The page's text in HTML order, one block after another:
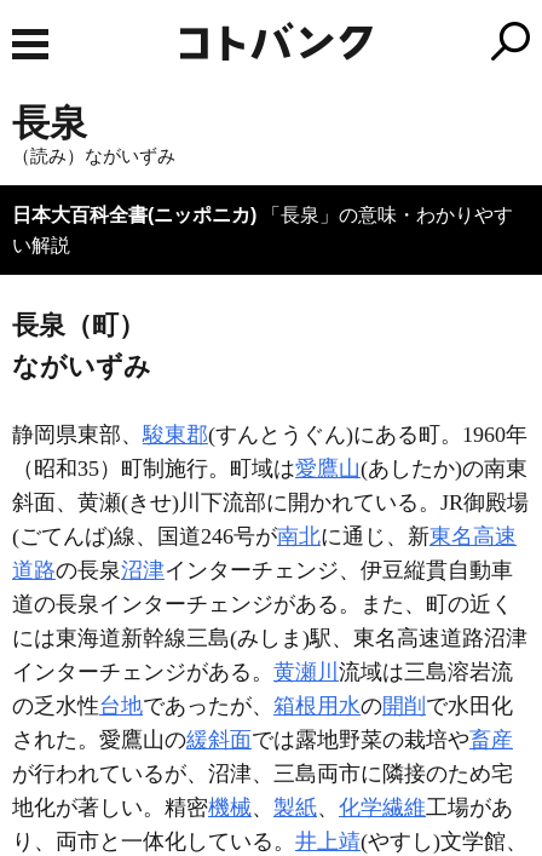
長泉
（読み）ながいずみ
日本大百科全書(ニッポニカ) 「長泉」の意味・わかりやす
い解説
長泉（町）
ながいずみ
静岡県東部、駿東郡(すんとうぐん)にある町。1960年
（昭和35）町制施行。町域は愛鷹山(あしたか)の南東
斜面、黄瀬(きせ)川下流部に開かれている。JR御殿場
(ごてんば)線、国道246号が南北に通じ、新東名高速
道路の長泉沼津インターチェンジ、伊豆縦貫自動車
道の長泉インターチェンジがある。また、町の近く
には東海道新幹線三島(みしま)駅、東名高速道路沼津
インターチェンジがある。 黄瀬川 流域は三島溶岩流
の乏水性台地であったが、 箱根用水の開削 で水田化
された。愛鷹山の緩斜面では露地野菜の栽培や畜産
が行われているが、沼津、三島両市に隣接のため宅
地化が著しい。精密機械、 製紙、 化学繊維工場があ
り、両市と一体化している。 井上靖(やすし)文学館、